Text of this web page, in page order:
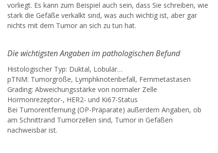
vorliegt. Es kann zum Beispiel auch sein, dass Sie schreiben, wie
stark die Gefäße verkalkt sind, was auch wichtig ist, aber gar
nichts mit dem Tumor an sich zu tun hat.
Die wichtigsten Angaben im pathologischen Befund
Histologischer Typ: Duktal, Lobulär…
pTNM: Tumorgröße, Lymphknotenbefall, Fernmetastasen
Grading: Abweichungsstärke von normaler Zelle
Hormonrezeptor-, HER2- und Ki67-Status
Bei Tumorentfernung (OP-Präparate) außerdem Angaben, ob
am Schnittrand Tumorzellen sind, Tumor in Gefäßen
nachweisbar ist.